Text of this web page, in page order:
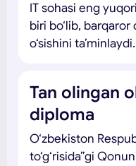
IT sohasi eng
biri bo‘lib,
o‘sishini ta’minlaydi.
Tan olingan
diploma
O‘zbekiston
to‘g‘risida”gi